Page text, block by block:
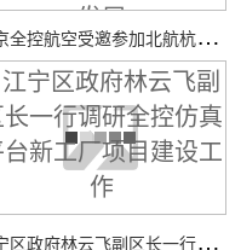
南
京全控航空受邀参加北航杭州国际校园“中西日”活动，共探校企合作与智能装备创新发展
江
宁区政府林云飞副区长一行调研全控仿真平台新工厂项目建设工作